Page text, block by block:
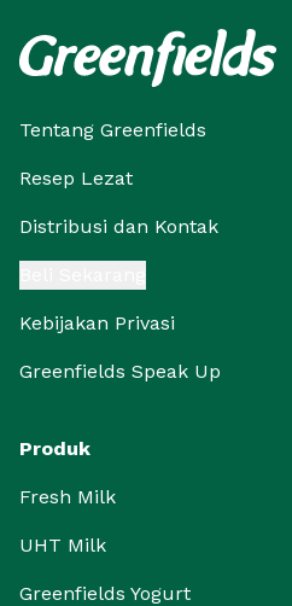
Tentang Greenfields
Resep Lezat
Distribusi dan Kontak
Kebijakan Privasi
Greenfields Speak Up
Produk
Fresh Milk
UHT Milk
Greenfields Yogurt